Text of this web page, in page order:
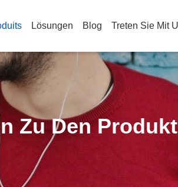
Lösungen Blog Treten Sie Mit
Zu Den